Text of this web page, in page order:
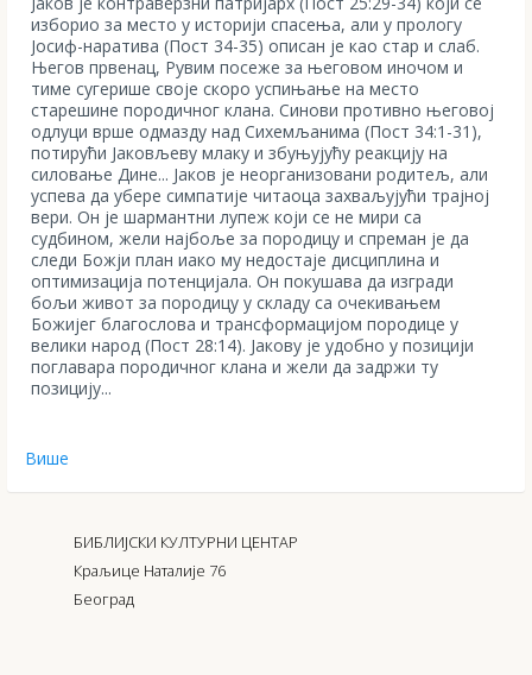
изборио за место у историји спасења, али у прологу
Јосиф-наратива (Пост 34-35) описан је као стар и слаб.
Његов првенац, Рувим посеже за његовом иночом и
тиме сугерише своје скоро успињање на место
старешине породичног клана. Синови противно његовој
одлуци врше одмазду над Сихемљанима (Пост 34:1-31),
потирући Јаковљеву млаку и збуњујућу реакцију на
силовање Дине... Јаков је неорганизовани родитељ, али
успева да убере симпатије читаоца захваљујући трајној
вери. Он је шармантни лупеж који се не мири са
судбином, жели најбоље за породицу и спреман је да
следи Божји план иако му недостаје дисциплина и
оптимизација потенцијала. Он покушава да изгради
бољи живот за породицу у складу са очекивањем
Божијег благослова и трансформацијом породице у
велики народ (Пост 28:14). Јакову је удобно у позицији
поглавара породичног клана и жели да задржи ту
позицију...
Више
БИБЛИЈСКИ КУЛТУРНИ ЦЕНТАР
Краљице Наталије 76
Београд